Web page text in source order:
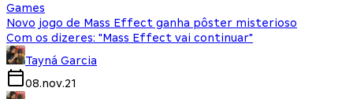
Games
Novo jogo de Mass Effect ganha pôster misterioso
Com os dizeres: "Mass Effect vai continuar"
Tayná Garcia
08.nov.21